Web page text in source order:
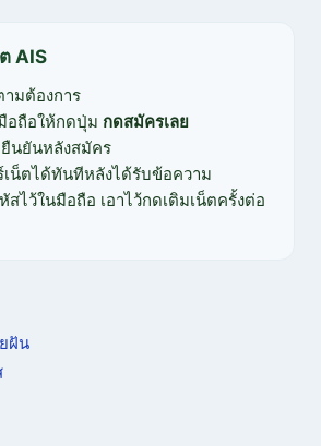
AIS
ามต้องการ
อถือให้กดปุ่ม กดสมัครเลย
นยันหลังสมัคร
เน็ตได้ทันทีหลังได้รับข้อความ
สไว้ในมือถือ เอาไว้กดเติมเน็ตครั้งต่อ
ฝัน